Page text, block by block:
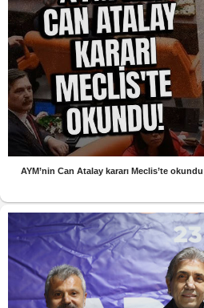
AYM’nin Can Atalay kararı Meclis’te okundu